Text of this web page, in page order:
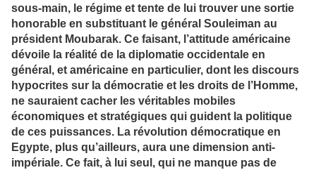
sous-main, le régime et tente de lui trouver une sortie
honorable en substituant le général Souleiman au
président Moubarak. Ce faisant, l’attitude américaine
dévoile la réalité de la diplomatie occidentale en
général, et américaine en particulier, dont les discours
hypocrites sur la démocratie et les droits de l’Homme,
ne sauraient cacher les véritables mobiles
économiques et stratégiques qui guident la politique
de ces puissances. La révolution démocratique en
Egypte, plus qu’ailleurs, aura une dimension anti-
impériale. Ce fait, à lui seul, qui ne manque pas de